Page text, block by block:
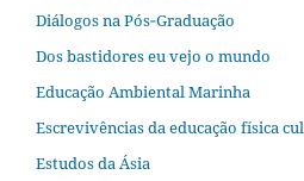
Diálogos na Pós‐Graduação
Dos bastidores eu vejo o mundo
Educação Ambiental Marinha
Escrevivências da educação física
Estudos da Ásia​